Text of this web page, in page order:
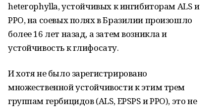
heterophylla, устойчивых к ингибиторам ALS и
PPO, на соевых полях в Бразилии произошло
более 16 лет назад, а затем возникла и
устойчивость к глифосату.
И хотя не было зарегистрировано
множественной устойчивости к этим трем
группам гербицидов (ALS, EPSPS и PPO), это не